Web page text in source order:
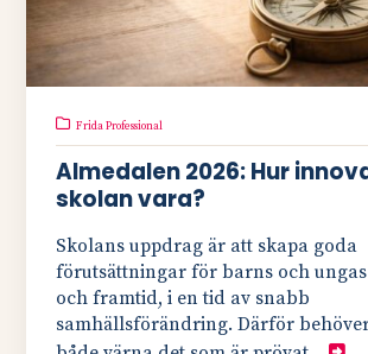
Frida Professional
Almedalen 2026: Hur
skolan vara?
Skolans uppdrag är att skapa goda
förutsättningar för barns och
och framtid, i en tid av snabb
samhällsförändring. Därför